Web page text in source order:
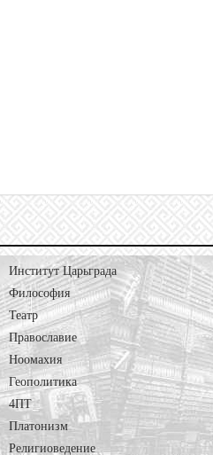
Институт Царьграда
Философия
Театр
Православие
Ноомахия
Геополитика
4ПТ
Платонизм
Религиоведение